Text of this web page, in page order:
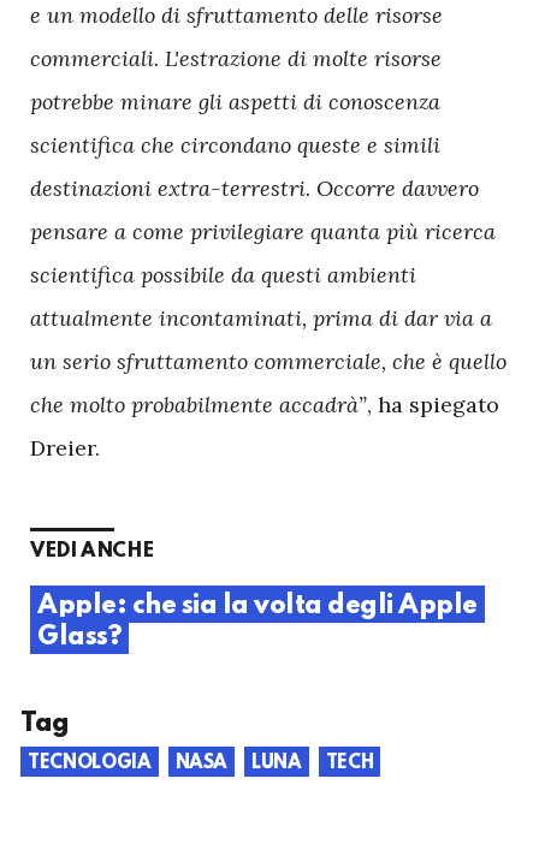
e un modello di sfruttamento delle risorse
commerciali. L'estrazione di molte risorse
potrebbe minare gli aspetti di conoscenza
scientifica che circondano queste e simili
destinazioni extra-terrestri. Occorre davvero
pensare a come privilegiare quanta più ricerca
scientifica possibile da questi ambienti
attualmente incontaminati, prima di dar via a
un serio sfruttamento commerciale, che è quello
che molto probabilmente accadrà”, ha spiegato
Dreier.
VEDI ANCHE
Apple: che sia la volta degli Apple
Glass?
Tag
TECNOLOGIA NASA LUNA TECH